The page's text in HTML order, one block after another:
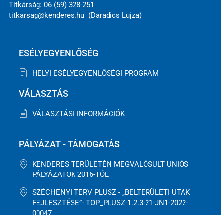
Titkárság: 06 (59) 328-251
titkarsag@kenderes.hu (Daradics Lujza)
ESÉLYEGYENLŐSÉG
HELYI ESÉLYEGYENLŐSÉGI PROGRAM
VÁLASZTÁS
VÁLASZTÁSI INFORMÁCIÓK
PÁLYÁZAT - TÁMOGATÁS
KENDERES TERÜLETÉN MEGVALÓSULT UNIÓS
PÁLYÁZATOK 2016-TÓL
SZÉCHENYI TERV PLUSZ - „BELTERÜLETI UTAK
FEJLESZTÉSE”- TOP_PLUSZ-1.2.3-21-JN1-2022-
00047